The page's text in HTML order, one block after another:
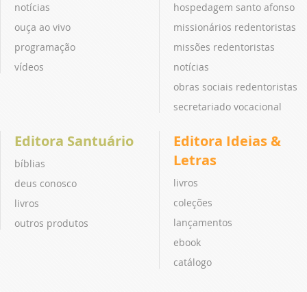
notícias
ouça ao vivo
programação
vídeos
hospedagem santo afonso
missionários redentoristas
missões redentoristas
notícias
obras sociais redentoristas
secretariado vocacional
Editora Santuário
bíblias
deus conosco
livros
outros produtos
Editora Ideias &
Letras
livros
coleções
lançamentos
ebook
catálogo